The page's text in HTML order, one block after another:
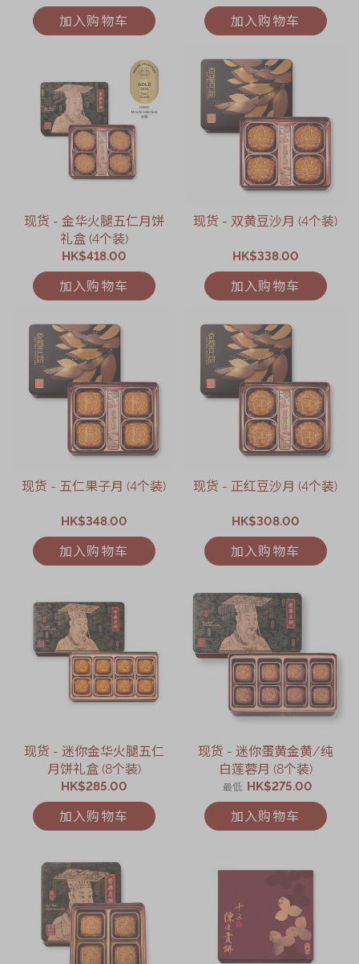
加入购物车 加入购物车
现货 - 金华火腿五仁月饼
礼盒 (4个装)
HK$418.00
加入购物车
现货 - 双黄豆沙月 (4个装)
HK$338.00
加入购物车
现货 - 五仁果子月 (4个装)
HK$348.00
加入购物车
现货 - 正红豆沙月 (4个装)
HK$308.00
加入购物车
现货 - 迷你金华火腿五仁
月饼礼盒 (8个装)
HK$285.00
加入购物车
现货 - 迷你蛋黄金黄/纯
白莲蓉月 (8个装)
最低 HK$275.00
加入购物车